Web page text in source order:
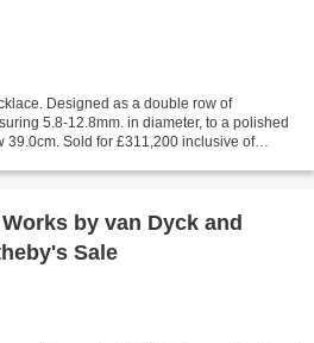
Designed as a double row of
5.8-12.8mm. in diameter, to a polished
39.0cm. Sold for £311,200 inclusive of
by van Dyck and
Sale